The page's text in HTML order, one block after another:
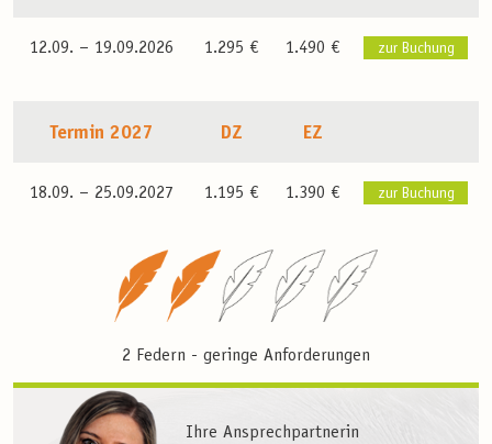
12.09. – 19.09.2026 1.295 € 1.490 € zur Buchung
Termin 2027 DZ EZ
18.09. – 25.09.2027 1.195 € 1.390 € zur Buchung
2 Federn - geringe Anforderungen
Ihre Ansprechpartnerin